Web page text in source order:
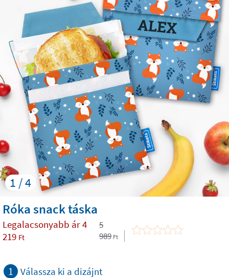
1 / 4
Róka snack táska
Legalacsonyabb ár4
219 Ft
5
989 Ft
1 Válassza ki a dizájnt